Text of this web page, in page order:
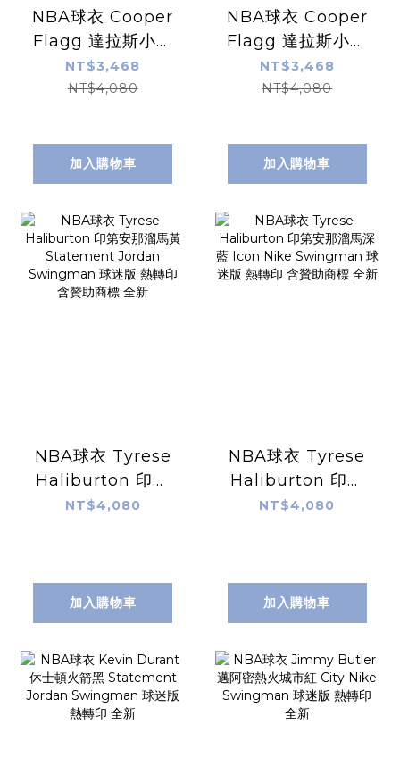
NBA球衣 Cooper
Flagg 達拉斯小牛
白 Association
Nike Swingman
NT$3,468
NT$4,080
加入購物車
NBA球衣 Cooper
Flagg 達拉斯小牛
深藍 Statement
Jordan
標 全新
NT$3,468
NT$4,080
加入購物車
NBA球衣 Tyrese
Haliburton 印第
安那溜馬黃
版 熱轉印 含贊助商
標 全新
NT$4,080
加入購物車
NBA球衣 Tyrese
Haliburton 印第
安那溜馬深藍 Icon
NT$4,080
加入購物車